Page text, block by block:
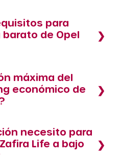
para
de Opel
máxima del
económico de
necesito para
Life a bajo